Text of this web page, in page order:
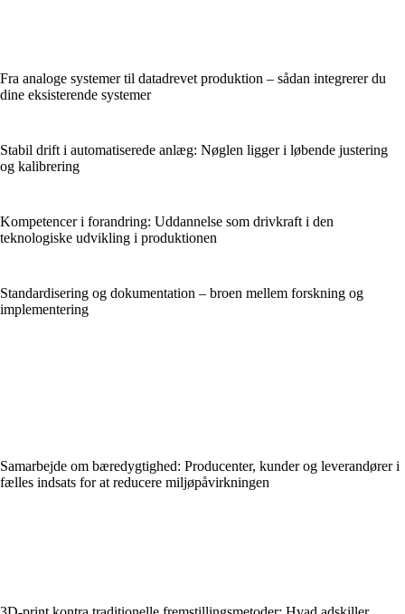
Fra analoge systemer til datadrevet produktion – sådan integrerer du
dine eksisterende systemer
Stabil drift i automatiserede anlæg: Nøglen ligger i løbende justering
og kalibrering
Kompetencer i forandring: Uddannelse som drivkraft i den
teknologiske udvikling i produktionen
Standardisering og dokumentation – broen mellem forskning og
implementering
Samarbejde om bæredygtighed: Producenter, kunder og leverandører i
fælles indsats for at reducere miljøpåvirkningen